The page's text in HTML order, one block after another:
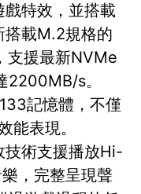
特效，並搭載
搭載M.2規格的
支援最新NVMe
2200MB/s。
記憶體，不僅
能表現。
技術支援播放Hi-
，完整呈現聲